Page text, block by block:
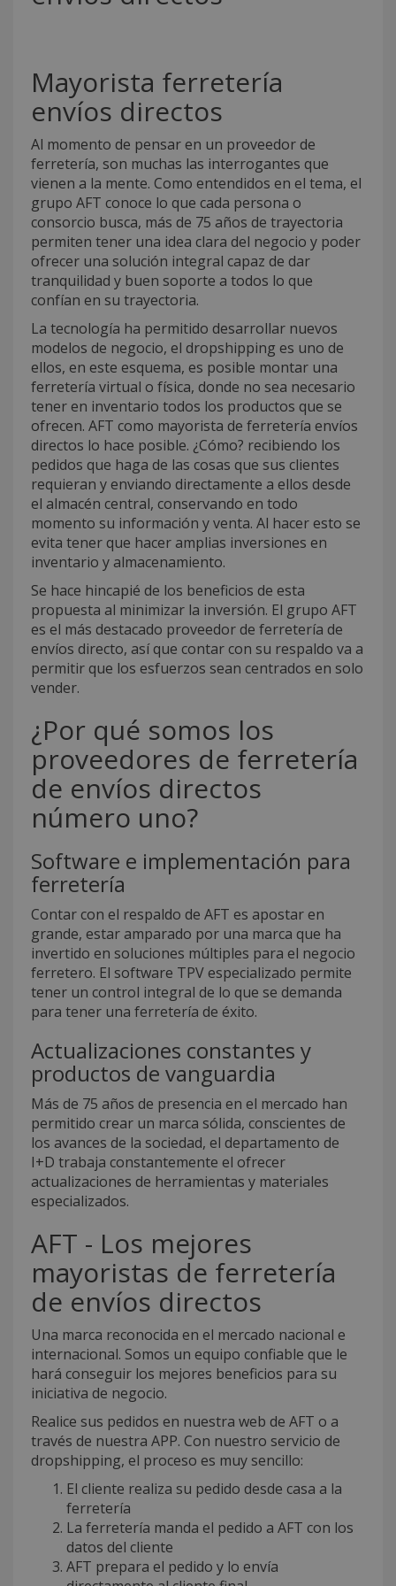
Mayorista ferretería
envíos directos
Al momento de pensar en un proveedor de
ferretería, son muchas las interrogantes que
vienen a la mente. Como entendidos en el tema, el
grupo AFT conoce lo que cada persona o
consorcio busca, más de 75 años de trayectoria
permiten tener una idea clara del negocio y poder
ofrecer una solución integral capaz de dar
tranquilidad y buen soporte a todos lo que
confían en su trayectoria.
La tecnología ha permitido desarrollar nuevos
modelos de negocio, el dropshipping es uno de
ellos, en este esquema, es posible montar una
ferretería virtual o física, donde no sea necesario
tener en inventario todos los productos que se
ofrecen. AFT como mayorista de ferretería envíos
directos lo hace posible. ¿Cómo? recibiendo los
pedidos que haga de las cosas que sus clientes
requieran y enviando directamente a ellos desde
el almacén central, conservando en todo
momento su información y venta. Al hacer esto se
evita tener que hacer amplias inversiones en
inventario y almacenamiento.
Se hace hincapié de los beneficios de esta
propuesta al minimizar la inversión. El grupo AFT
es el más destacado proveedor de ferretería de
envíos directo, así que contar con su respaldo va a
permitir que los esfuerzos sean centrados en solo
vender.
¿Por qué somos los
proveedores de ferretería
de envíos directos
número uno?
Software e implementación para
ferretería
Contar con el respaldo de AFT es apostar en
grande, estar amparado por una marca que ha
invertido en soluciones múltiples para el negocio
ferretero. El software TPV especializado permite
tener un control integral de lo que se demanda
para tener una ferretería de éxito.
Actualizaciones constantes y
productos de vanguardia
Más de 75 años de presencia en el mercado han
permitido crear un marca sólida, conscientes de
los avances de la sociedad, el departamento de
I+D trabaja constantemente el ofrecer
actualizaciones de herramientas y materiales
especializados.
AFT - Los mejores
mayoristas de ferretería
de envíos directos
Una marca reconocida en el mercado nacional e
internacional. Somos un equipo confiable que le
hará conseguir los mejores beneficios para su
iniciativa de negocio.
Realice sus pedidos en nuestra web de AFT o a
través de nuestra APP. Con nuestro servicio de
dropshipping, el proceso es muy sencillo:
El cliente realiza su pedido desde casa a la
ferretería
La ferretería manda el pedido a AFT con los
datos del cliente
AFT prepara el pedido y lo envía